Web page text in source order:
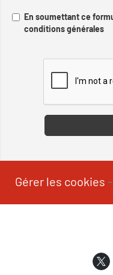
En soumettant ce
conditions générales
Gérer les cookies -